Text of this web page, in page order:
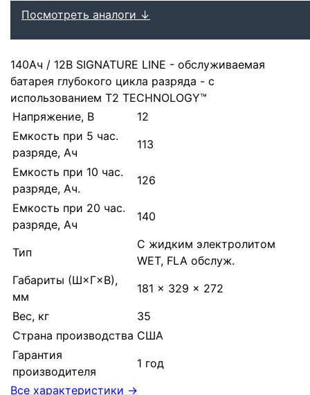
Посмотреть аналоги ↓
140Ач / 12В SIGNATURE LINE - обслуживаемая
батарея глубокого цикла разряда - с
использованием T2 TECHNOLOGY™
Напряжение, В
12
Емкость при 5 час.
разряде, Ач
113
Емкость при 10 час.
разряде, Ач.
126
Емкость при 20 час.
разряде, Ач
140
Тип
С жидким электролитом
WET, FLA обслуж.
Габариты (Ш×Г×В),
мм
181 × 329 × 272
Вес, кг
35
Страна производства США
Гарантия
производителя
1 год
Все характеристики →